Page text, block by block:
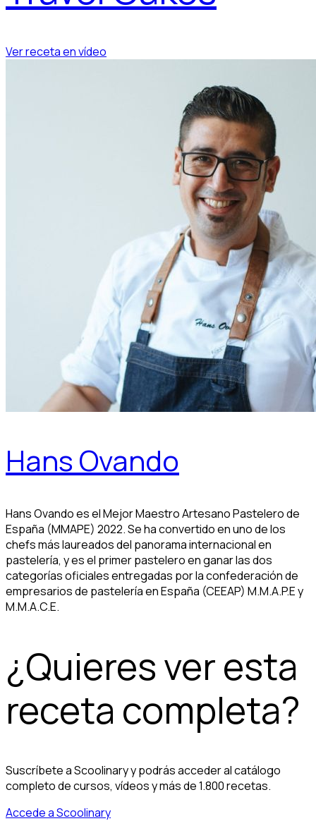
Ver receta en vídeo
Hans Ovando
Hans Ovando es el Mejor Maestro Artesano Pastelero de
España (MMAPE) 2022. Se ha convertido en uno de los
chefs más laureados del panorama internacional en
pastelería, y es el primer pastelero en ganar las dos
categorías oficiales entregadas por la confederación de
empresarios de pastelería en España (CEEAP) M.M.A.P.E y
M.M.A.C.E.
¿Quieres ver esta
receta completa?
Suscríbete a Scoolinary y podrás acceder al catálogo
completo de cursos, vídeos y más de 1.800 recetas.
Accede a Scoolinary